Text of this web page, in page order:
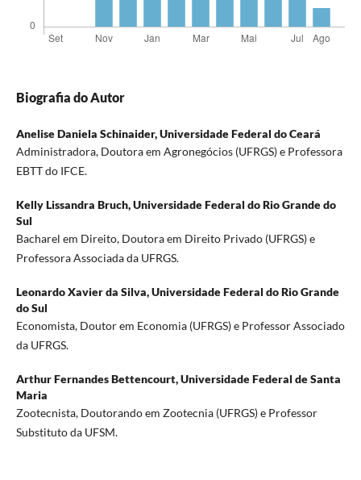
Biografia do Autor
Anelise Daniela Schinaider,Universidade Federal do Ceará
Administradora, Doutora em Agronegócios (UFRGS) e Professora
EBTT do IFCE.
Kelly Lissandra Bruch,Universidade Federal do Rio Grande do
Sul
Bacharel em Direito, Doutora em Direito Privado (UFRGS) e
Professora Associada da UFRGS.
Leonardo Xavier da Silva,Universidade Federal do Rio Grande
do Sul
Economista, Doutor em Economia (UFRGS) e Professor Associado
da UFRGS.
Arthur Fernandes Bettencourt,Universidade Federal de Santa
Maria
Zootecnista, Doutorando em Zootecnia (UFRGS) e Professor
Substituto da UFSM.